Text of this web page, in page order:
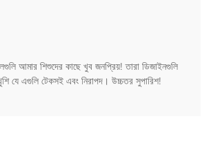
আমার শিশুদের কাছে খুব জনপ্রিয়! তারা ডিজাইনগুলি
যে এগুলি টেকসই এবং নিরাপদ। উচ্চতর সুপারিশ!